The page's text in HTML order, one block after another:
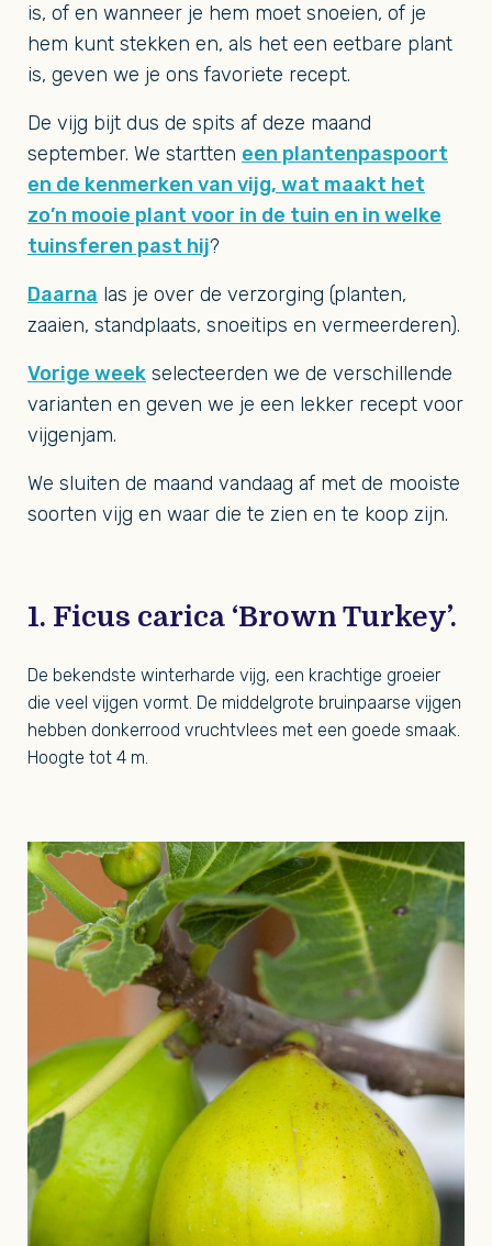
is, of en wanneer je hem moet snoeien, of je
hem kunt stekken en, als het een eetbare plant
is, geven we je ons favoriete recept.
De vijg bijt dus de spits af deze maand
september. We startten een plantenpaspoort
en de kenmerken van vijg, wat maakt het
zo’n mooie plant voor in de tuin en in welke
tuinsferen past hij?
Daarna las je over de verzorging (planten,
zaaien, standplaats, snoeitips en vermeerderen).
Vorige week selecteerden we de verschillende
varianten en geven we je een lekker recept voor
vijgenjam.
We sluiten de maand vandaag af met de mooiste
soorten vijg en waar die te zien en te koop zijn.
1. Ficus carica ‘Brown Turkey’.
De bekendste winterharde vijg, een krachtige groeier
die veel vijgen vormt. De middelgrote bruinpaarse vijgen
hebben donkerrood vruchtvlees met een goede smaak.
Hoogte tot 4 m.